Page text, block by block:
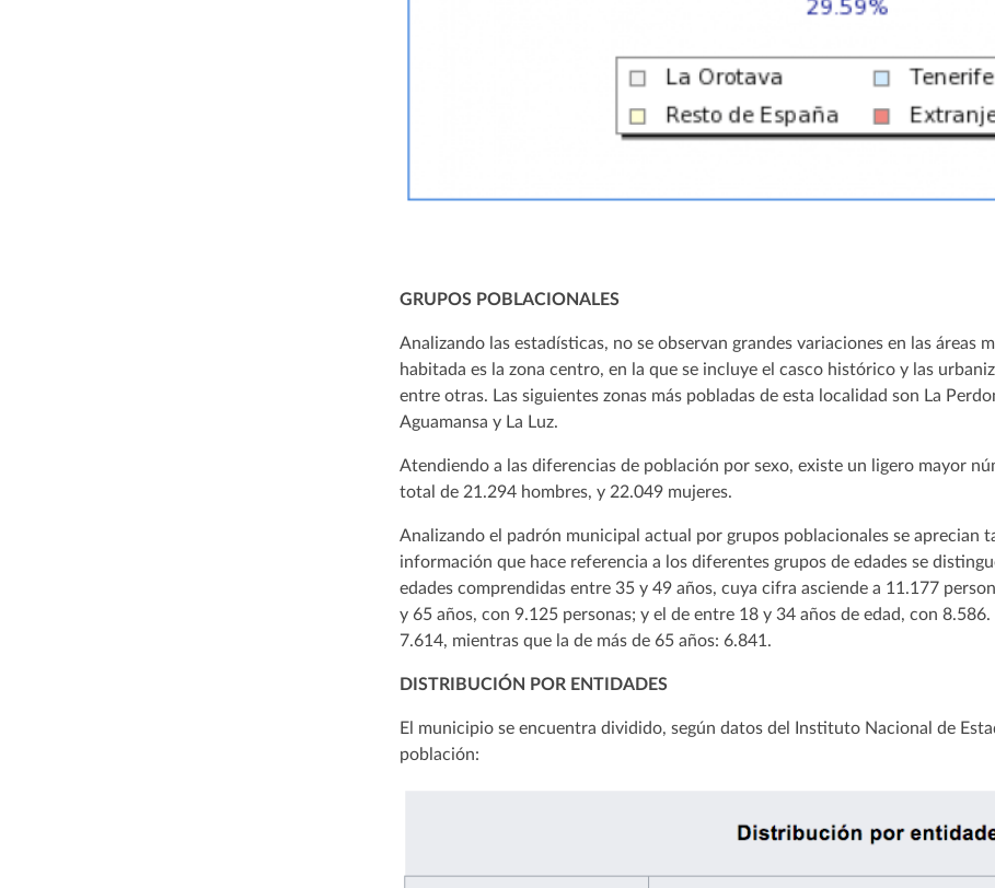
GRUPOS POBLACIONALES
Analizando las estadísticas, no se observan grandes variaciones en las áreas
habitada es la zona centro, en la que se incluye el casco histórico y las
entre otras. Las siguientes zonas más pobladas de esta localidad son La
Aguamansa y La Luz.
Atendiendo a las diferencias de población por sexo, existe un ligero mayor
total de 21.294 hombres, y 22.049 mujeres.
Analizando el padrón municipal actual por grupos poblacionales se aprecian
información que hace referencia a los diferentes grupos de edades se
edades comprendidas entre 35 y 49 años, cuya cifra asciende a 11.177
y 65 años, con 9.125 personas; y el de entre 18 y 34 años de edad, con
7.614, mientras que la de más de 65 años: 6.841.
DISTRIBUCIÓN POR ENTIDADES
El municipio se encuentra dividido, según datos del Instituto Nacional de
población: